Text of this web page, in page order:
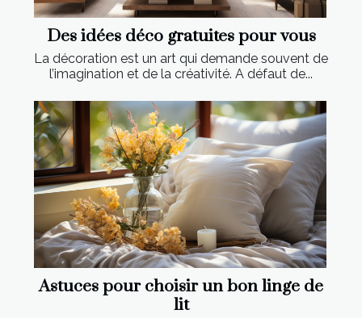
Des idées déco gratuites pour vous
La décoration est un art qui demande souvent de
l’imagination et de la créativité. A défaut de...
Astuces pour choisir un bon linge de
lit